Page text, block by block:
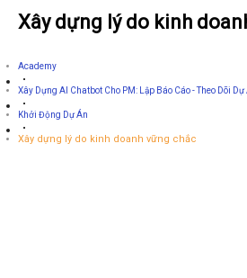
Xây dựng lý do kinh
Academy
Xây Dựng AI Chatbot Cho PM: Lập Báo Cáo - Theo Dõi
Khởi Động Dự Án
Xây dựng lý do kinh doanh vững chắc